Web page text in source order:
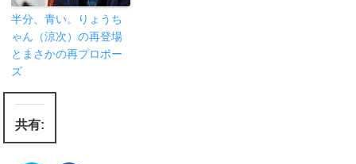
半分、青い。りょうち
ゃん（涼次）の再登場
とまさかの再プロポー
ズ
共有: